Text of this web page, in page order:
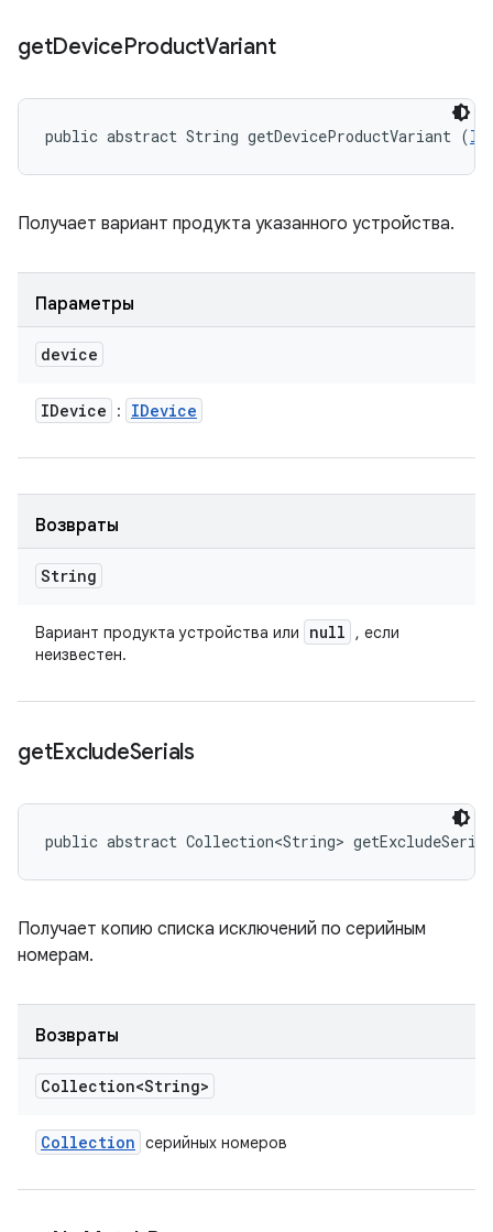
getDeviceProductVariant
public abstract String getDeviceProductVariant (
Получает вариант продукта указанного устройства.
Параметры
device
IDevice : IDevice
Возвраты
String
Вариант продукта устройства или null
, если
неизвестен.
getExcludeSerials
public abstract Collection<String>
Получает копию списка исключений по серийным
номерам.
Возвраты
Collection<String>
Collection серийных номеров